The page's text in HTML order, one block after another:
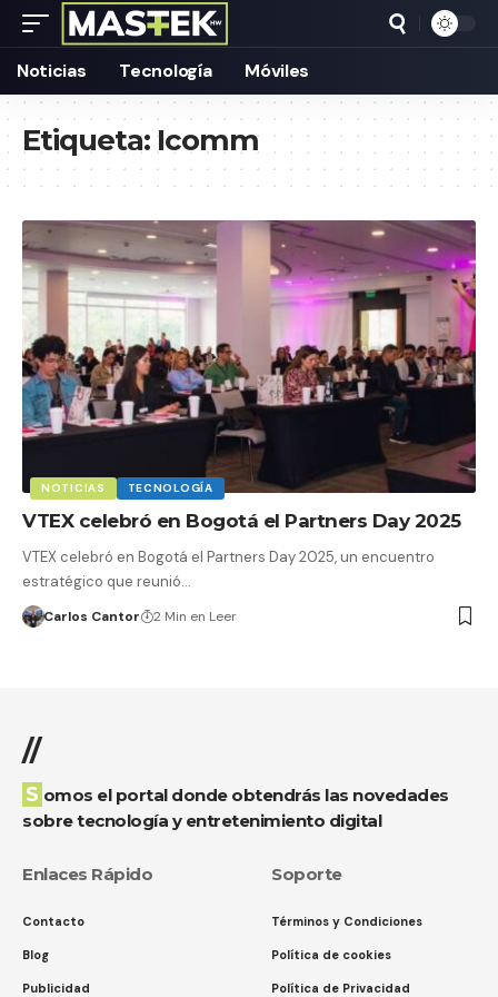
Noticias Tecnología Móviles
Etiqueta:Icomm
NOTICIAS TECNOLOGÍA
VTEX celebró en Bogotá el Partners Day 2025
VTEX celebró en Bogotá el Partners Day 2025, un encuentro
estratégico que reunió…
Carlos Cantor 2 Min en Leer
//
Somos el portal donde obtendrás las novedades
sobre tecnología y entretenimiento digital
Enlaces Rápido
Contacto
Blog
Publicidad
Soporte
Términos y Condiciones
Política de cookies
Política de Privacidad